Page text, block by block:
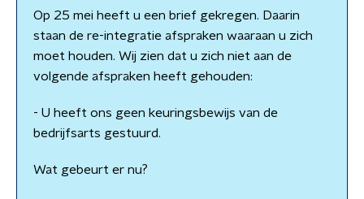
Op 25 mei heeft u een brief gekregen. Daarin
staan de re-integratie afspraken waaraan u zich
moet houden. Wij zien dat u zich niet aan de
volgende afspraken heeft gehouden:
- U heeft ons geen keuringsbewijs van de
bedrijfsarts gestuurd.
Wat gebeurt er nu?